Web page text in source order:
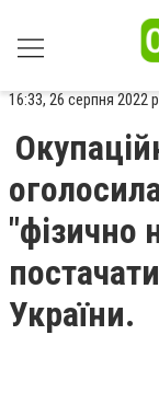
16:33, 26 серпня 2022
"фізично
України.